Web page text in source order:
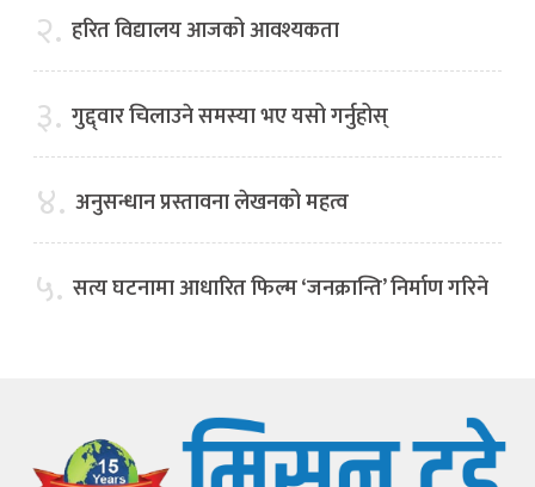
२. हरित विद्यालय आजको आवश्यकता
३. गुद्द्वार चिलाउने समस्या भए यसो गर्नुहोस्
४. अनुसन्धान प्रस्तावना लेखनको महत्व
५. सत्य घटनामा आधारित फिल्म ‘जनक्रान्ति’ निर्माण गरिने